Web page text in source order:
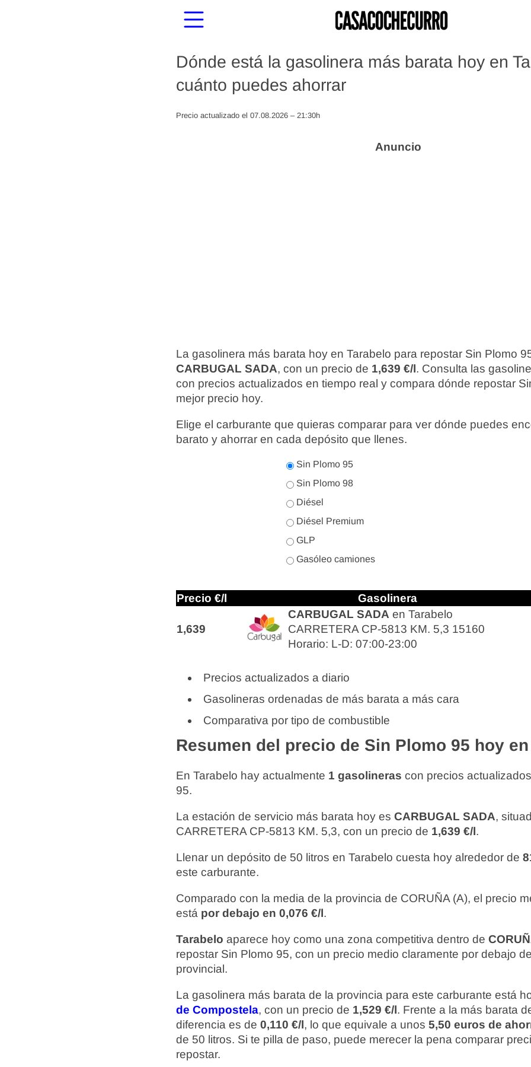
Dónde está la gasolinera más barata hoy en
cuánto puedes ahorrar
Precio actualizado el 07.08.2026 – 21:30h
La gasolinera más barata hoy en Tarabelo para repostar Sin Plomo
CARBUGAL SADA, con un precio de 1,639 €/l. Consulta las
con precios actualizados en tiempo real y compara dónde repostar
mejor precio hoy.
Elige el carburante que quieras comparar para ver dónde puedes
barato y ahorrar en cada depósito que llenes.
Sin Plomo 95
Sin Plomo 98
Diésel
Diésel Premium
GLP
Gasóleo camiones
Precio €/l Gasolinera
1,639
CARBUGAL SADA en Tarabelo
CARRETERA CP-5813 KM. 5,3 15160
Horario: L-D: 07:00-23:00
Precios actualizados a diario
Gasolineras ordenadas de más barata a más cara
Comparativa por tipo de combustible
Resumen del precio de Sin Plomo 95 hoy
En Tarabelo hay actualmente 1 gasolineras con precios
95.
La estación de servicio más barata hoy es CARBUGAL SADA,
CARRETERA CP-5813 KM. 5,3, con un precio de 1,639 €/l.
Llenar un depósito de 50 litros en Tarabelo cuesta hoy alrededor de
este carburante.
Comparado con la media de la provincia de CORUÑA (A), el precio
está por debajo en 0,076 €/l.
Tarabelo aparece hoy como una zona competitiva dentro de
repostar Sin Plomo 95, con un precio medio claramente por debajo
provincial.
La gasolinera más barata de la provincia para este carburante está
de Compostela, con un precio de 1,529 €/l. Frente a la más barata
diferencia es de 0,110 €/l, lo que equivale a unos 5,50 euros de
de 50 litros. Si te pilla de paso, puede merecer la pena comparar
repostar.